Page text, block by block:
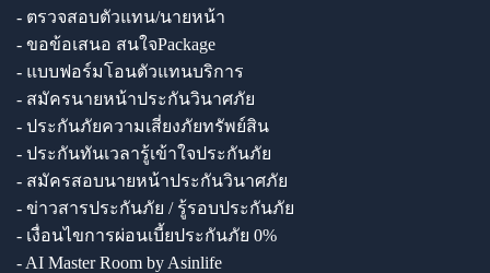
- ตรวจสอบตัวแทน/นายหน้า
- ขอข้อเสนอ สนใจPackage
- แบบฟอร์มโอนตัวแทนบริการ
- สมัครนายหน้าประกันวินาศภัย
- ประกันภัยความเสี่ยงภัยทรัพย์สิน
- ประกันทันเวลารู้เข้าใจประกันภัย
- สมัครสอบนายหน้าประกันวินาศภัย
- ข่าวสารประกันภัย / รู้รอบประกันภัย
- เงื่อนไขการผ่อนเบี้ยประกันภัย 0%
- AI Master Room by Asinlife